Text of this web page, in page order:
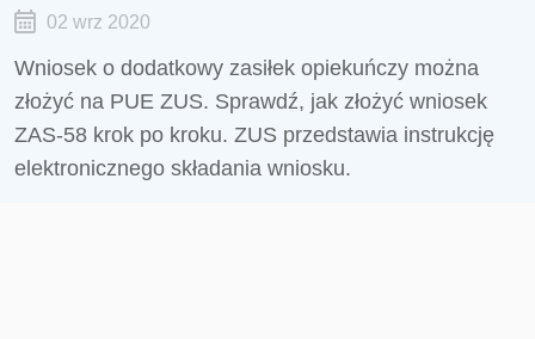
02 wrz 2020
Wniosek o dodatkowy zasiłek opiekuńczy można
złożyć na PUE ZUS. Sprawdź, jak złożyć wniosek
ZAS-58 krok po kroku. ZUS przedstawia instrukcję
elektronicznego składania wniosku.